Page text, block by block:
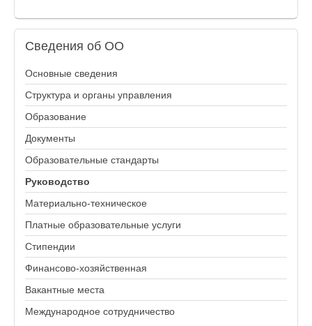
Сведения об ОО
Основные сведения
Структура и органы управления
Образование
Документы
Образовательные стандарты
Руководство
Материально-техническое
Платные образовательные услуги
Стипендии
Финансово-хозяйственная
Вакантные места
Международное сотрудничество